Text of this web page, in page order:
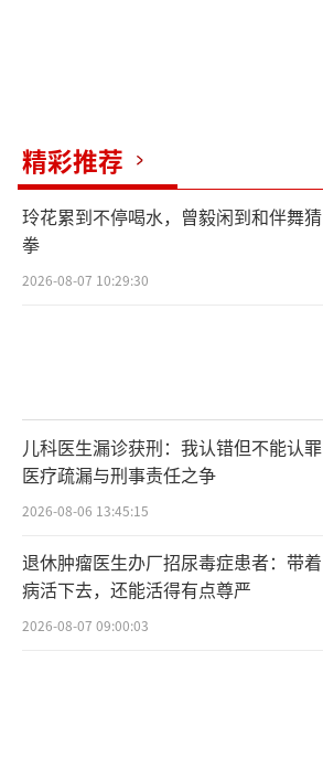
精彩推荐
玲花累到不停喝水，曾毅闲到和伴舞猜
拳
2026-08-07 10:29:30
儿科医生漏诊获刑：我认错但不能认罪
医疗疏漏与刑事责任之争
2026-08-06 13:45:15
退休肿瘤医生办厂招尿毒症患者：带着
病活下去，还能活得有点尊严
2026-08-07 09:00:03